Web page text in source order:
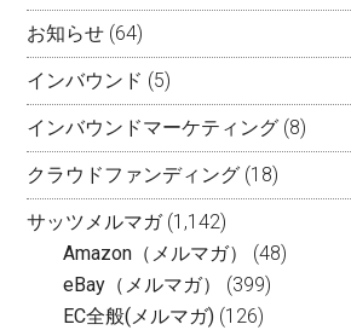
お知らせ (64)
インバウンド (5)
インバウンドマーケティング (8)
クラウドファンディング (18)
サッツメルマガ(1,142)
Amazon（メルマガ）
(48)
eBay（メルマガ）
(399)
EC全般(メルマガ) (126)